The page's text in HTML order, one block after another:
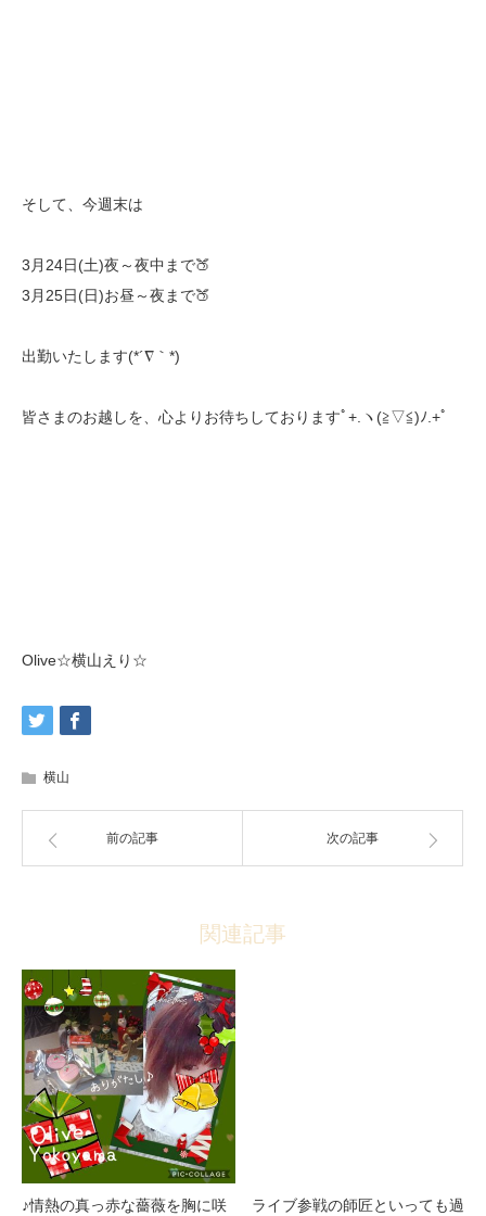
そして、今週末は
3月24日(土)夜～夜中まで🍑
3月25日(日)お昼～夜まで🍑
出勤いたします(*´∇｀*)
皆さまのお越しを、心よりお待ちしておりますﾟ+.ヽ(≧▽≦)ﾉ.+ﾟ
Olive☆横山えり☆
横山
前の記事 次の記事
関連記事
♪情熱の真っ赤な薔薇を胸に咲
ライブ参戦の師匠といっても過